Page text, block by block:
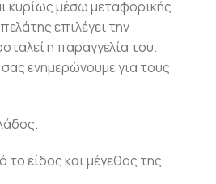
κυρίως μέσω μεταφορικής
επιλέγει την
η παραγγελία του.
ενημερώνουμε για τους
είδος και μέγεθος της